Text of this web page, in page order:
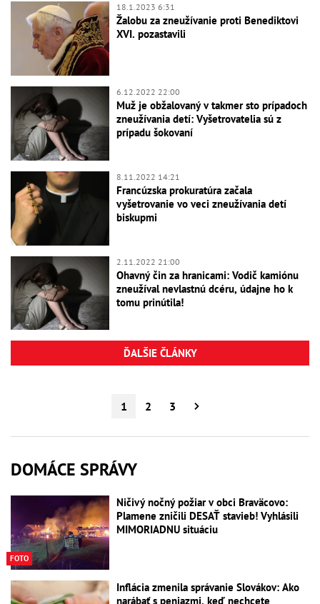
18.1.2023 6:31
Žalobu za zneužívanie proti Benediktovi
XVI. pozastavili
6.12.2022 22:00
Muž je obžalovaný v takmer sto prípadoch
zneužívania detí: Vyšetrovatelia sú z
prípadu šokovaní
8.11.2022 14:21
Francúzska prokuratúra začala
vyšetrovanie vo veci zneužívania detí
biskupmi
2.11.2022 21:00
Ohavný čin za hranicami: Vodič kamiónu
zneužíval nevlastnú dcéru, údajne ho k
tomu prinútila!
ĎALŠIE ČLÁNKY
1 2 3
DOMÁCE SPRÁVY
FOTO
Ničivý nočný požiar v obci Braväcovo:
Plamene zničili DESAŤ stavieb! Vyhlásili
MIMORIADNU situáciu
Inflácia zmenila správanie Slovákov: Ako
narábať s peniazmi, keď nechcete